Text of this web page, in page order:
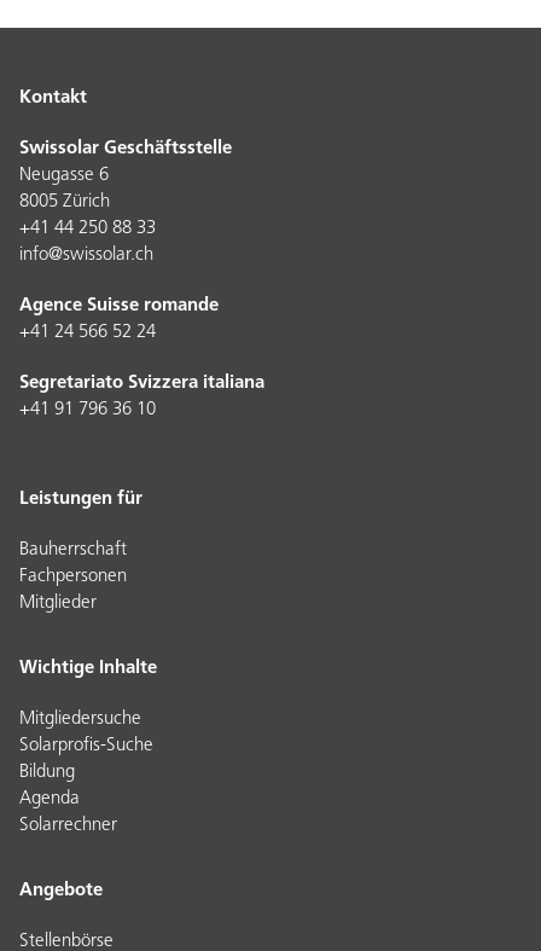
Kontakt
Swissolar Geschäftsstelle
Neugasse 6
8005 Zürich
+41 44 250 88 33
info@swissolar.ch
Agence Suisse romande
+41 24 566 52 24
Segretariato Svizzera italiana
+41 91 796 36 10
Leistungen für
Bauherrschaft
Fachpersonen
Mitglieder
Wichtige Inhalte
Mitgliedersuche
Solarprofis-Suche
Bildung
Agenda
Solarrechner
Angebote
Stellenbörse